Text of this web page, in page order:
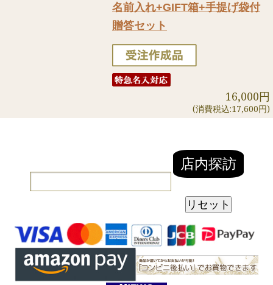
名前入れ+GIFT箱+手提げ袋付
贈答セット
16,000円
(消費税込:17,600円)